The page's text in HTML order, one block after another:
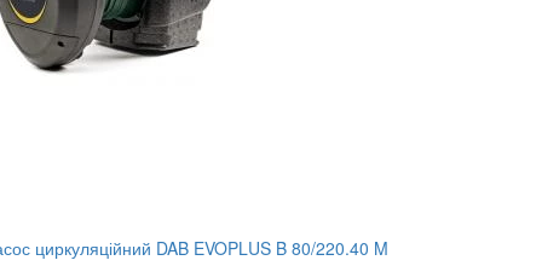
циркуляційний DAB EVOPLUS B 80/220.40 M